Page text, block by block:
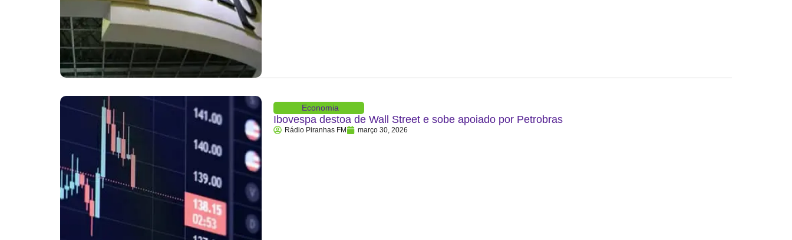
Economia
Ibovespa destoa de Wall Street e sobe apoiado por Petrobras
Rádio Piranhas FM março 30, 2026